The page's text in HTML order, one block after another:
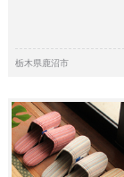
栃木県鹿沼市